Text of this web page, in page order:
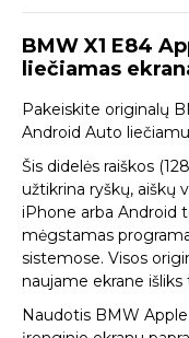
BMW X1 E84
liečiamas
Pakeiskite originalų
Android Auto
Šis didelės raiškos
užtikrina ryškų, aiškų
iPhone arba Android
mėgstamas
sistemose. Visos
naujame ekrane išliks
Naudotis BMW